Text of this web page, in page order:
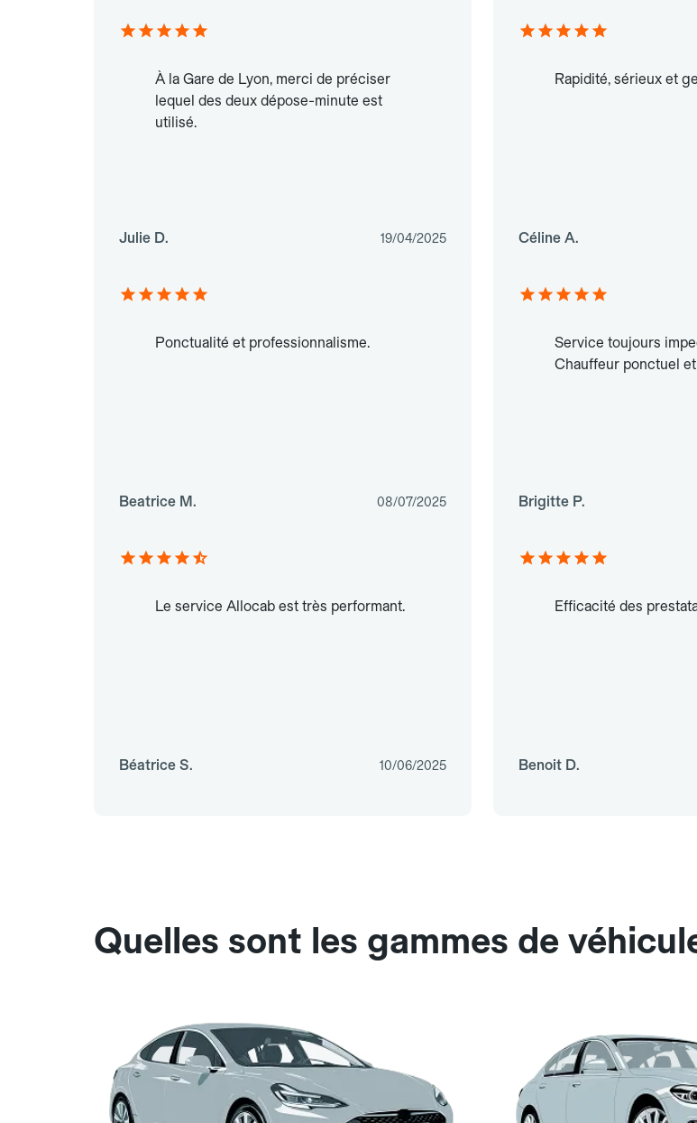
À la Gare de Lyon, merci de préciser
lequel des deux dépose-minute est
utilisé.
Julie D. 19/04/2025
Rapidité, sérieux et
Céline A.
Ponctualité et professionnalisme.
Beatrice M. 08/07/2025
Service toujours
Chauffeur ponctuel
Brigitte P.
Le service Allocab est très performant.
Béatrice S. 10/06/2025
Efficacité des
Benoit D.
Quelles sont les gammes de